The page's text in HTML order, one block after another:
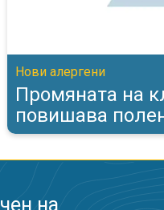
Нови алергени
Промяната на
повишава
на